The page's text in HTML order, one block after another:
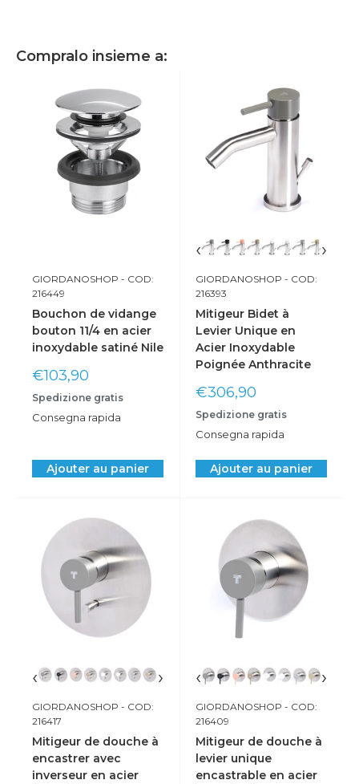
Compralo insieme a:
GIORDANOSHOP - COD:
216449
Bouchon de vidange
bouton 11/4 en acier
inoxydable satiné Nile
Prix
réduit
€103,90
Spedizione gratis
Consegna rapida
Ajouter au panier
‹ ›
GIORDANOSHOP - COD:
216393
Mitigeur Bidet à
Levier Unique en
Acier Inoxydable
Poignée Anthracite
Prix
réduit
€306,90
Spedizione gratis
Consegna rapida
Ajouter au panier
‹ ›
GIORDANOSHOP - COD:
216417
Mitigeur de douche à
encastrer avec
inverseur en acier
‹ ›
GIORDANOSHOP - COD:
216409
Mitigeur de douche à
levier unique
encastrable en acier